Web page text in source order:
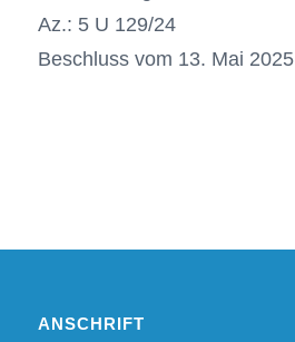
Az.: 5 U 129/24
Beschluss vom 13. Mai 2025
ANSCHRIFT